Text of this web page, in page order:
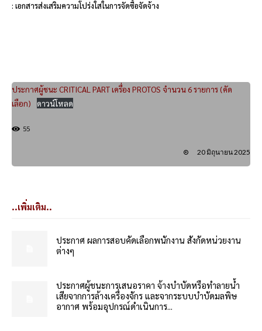
: เอกสารส่งเสริมความโปร่งใสในการจัดซื้อจัดจ้าง
ประกาศผู้ชนะ CRITICAL PART เครื่อง PROTOS จำนวน 6 รายการ (คัด
เลือก)
ดาวน์โหลด
55
20 มิถุนายน 2025
..เพิ่มเติม..
ประกาศ ผลการสอบคัดเลือกพนักงาน สังกัดหน่วยงาน
ต่างๆ
ประกาศผู้ชนะการเสนอราคา จ้างบำบัดหรือทำลายน้ำ
เสียจากการล้างเครื่องจักร และจากระบบบำบัดมลพิษ
อากาศ พร้อมอุปกรณ์ดำเนินการ...